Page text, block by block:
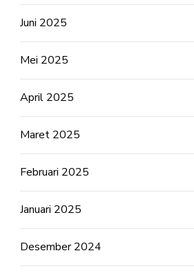
Juni 2025
Mei 2025
April 2025
Maret 2025
Februari 2025
Januari 2025
Desember 2024